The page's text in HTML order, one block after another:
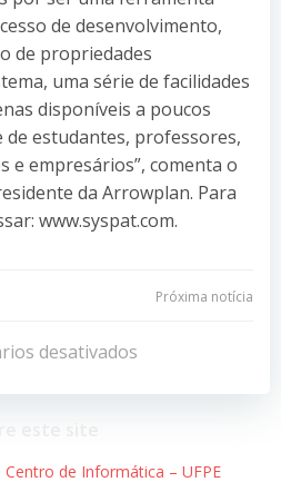
de desenvolvimento,
de propriedades
uma série de facilidades
disponíveis a poucos
de estudantes, professores,
e empresários”, comenta o
da Arrowplan. Para
www.syspat.com.
Navegação
de
Post
Próxima notícia
desativados
de Informática – UFPE